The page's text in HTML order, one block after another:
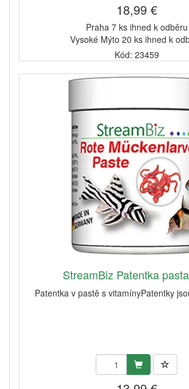
18,99 €
Praha 7 ks ihned k odběru
Vysoké Mýto 20 ks ihned k
Kód: 23459
StreamBiz Patentka
Patentka v pastě s vitamínyPatentky